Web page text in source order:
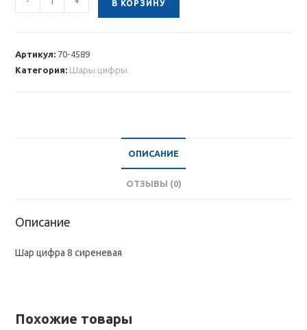
товара
В КОРЗИНУ
Артикул: 70-4589
Категория: Шары цифры
ОПИСАНИЕ
ОТЗЫВЫ (0)
Описание
Шар цифра 8 сиреневая
Похожие товары